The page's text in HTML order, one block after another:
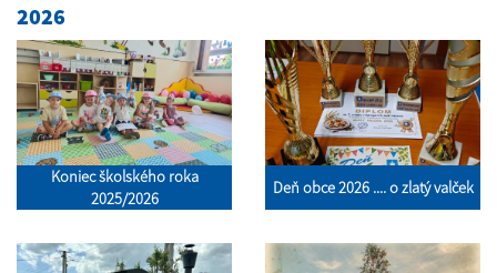
2026
Koniec školského roka
2025/2026
Deň obce 2026 .... o zlatý valček